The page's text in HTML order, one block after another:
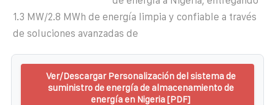
1.3 MW/2.8 MWh de energía limpia y confiable a través
de soluciones avanzadas de
Ver/Descargar Personalización del sistema de
suministro de energía de almacenamiento de
energía en Nigeria [PDF]